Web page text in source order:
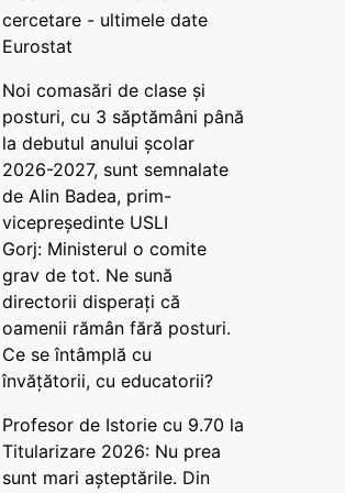
cercetare - ultimele date
Eurostat
Noi comasări de clase și
posturi, cu 3 săptămâni până
la debutul anului școlar
2026-2027, sunt semnalate
de Alin Badea, prim-
vicepreședinte USLI
Gorj: Ministerul o comite
grav de tot. Ne sună
directorii disperați că
oamenii rămân fără posturi.
Ce se întâmplă cu
învățătorii, cu educatorii?
Profesor de Istorie cu 9.70 la
Titularizare 2026: Nu prea
sunt mari așteptările. Din